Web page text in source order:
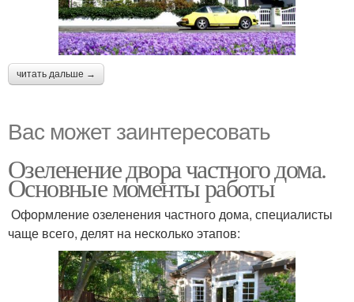
читать дальше →
Вас может заинтересовать
Озеленение двора частного дома.
Основные моменты работы
Оформление озеленения частного дома, специалисты
чаще всего, делят на несколько этапов: